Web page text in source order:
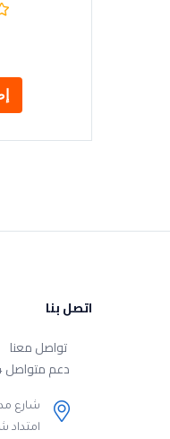
اتصل بنا
تواصل معنا
دعم متواصل 24 ساعة – توصيل مجانى
شارع
امتداد